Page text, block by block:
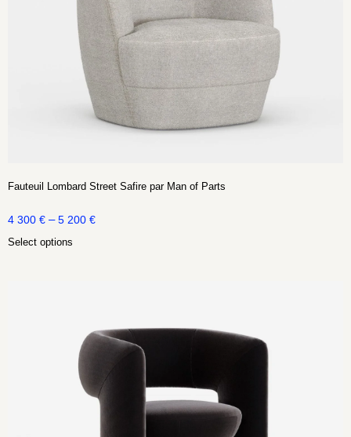
Fauteuil Lombard Street Safire par Man of Parts
4 300 € – 5 200 €
Select options